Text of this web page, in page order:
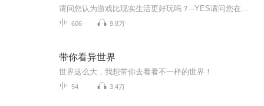
606 9.8万
带你看异世界
世界这么大，我想带你去看看不一样的世界！
54 3.4万